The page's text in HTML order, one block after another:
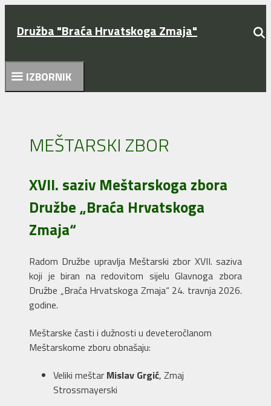
sadržaj
Družba "Braća Hrvatskoga Zmaja"
IZBORNIK
MEŠTARSKI ZBOR
XVII. saziv Meštarskoga zbora
Družbe „Braća Hrvatskoga
Zmaja“
Radom Družbe upravlja Meštarski zbor XVII. saziva
koji je biran na redovitom sijelu Glavnoga zbora
Družbe „Braća Hrvatskoga Zmaja“ 24. travnja 2026.
godine.
Meštarske časti i dužnosti u deveteročlanom
Meštarskome zboru obnašaju:
Veliki meštar Mislav Grgić, Zmaj
Strossmayerski